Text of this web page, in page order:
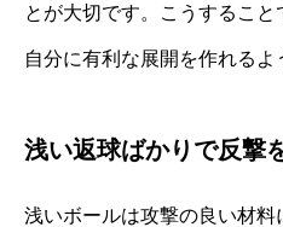
とが大切です。こうすること
自分に有利な展開を作れるよ
浅い返球ばかりで反撃
浅いボールは攻撃の良い材